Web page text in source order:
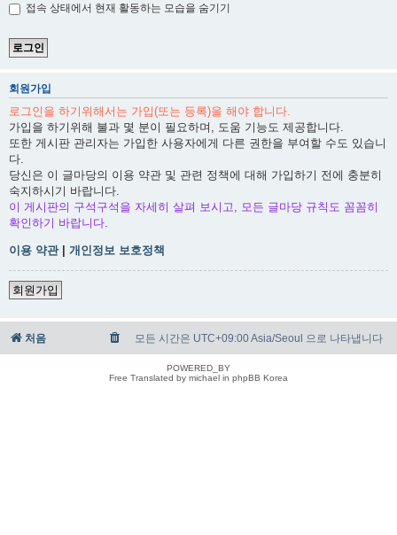
접속 상태에서 현재 활동하는 모습을 숨기기
회원가입
로그인을 하기위해서는 가입(또는 등록)을 해야 합니다.
가입을 하기위해 불과 몇 분이 필요하며, 도움 기능도 제공합니다.
또한 게시판 관리자는 가입한 사용자에게 다른 권한을 부여할 수도 있습니
다.
당신은 이 글마당의 이용 약관 및 관련 정책에 대해 가입하기 전에 충분히
숙지하시기 바랍니다.
이 게시판의 구석구석을 자세히 살펴 보시고, 모든 글마당 규칙도 꼼꼼히
확인하기 바랍니다.
이용 약관| 개인정보 보호정책
회원가입
처음 모든 시간은 UTC+09:00 Asia/Seoul 으로 나타냅니다
POWERED_BY
Free Translated by michael in phpBB Korea